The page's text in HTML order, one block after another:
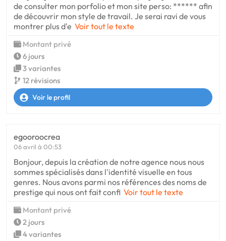
de consulter mon porfolio et mon site perso: ****** afin
de découvrir mon style de travail. Je serai ravi de vous
montrer plus d'e Voir tout le texte
Montant privé
6 jours
3 variantes
12 révisions
Voir le profil
egooroocrea
06 avril à 00:53
Bonjour, depuis la création de notre agence nous nous
sommes spécialisés dans l'identité visuelle en tous
genres. Nous avons parmi nos références des noms de
prestige qui nous ont fait confi Voir tout le texte
Montant privé
2 jours
4 variantes